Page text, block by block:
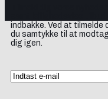
indbakke. Ved at
du samtykke til at
dig igen.